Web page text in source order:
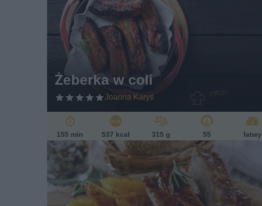
Żeberka w coli
Joanna Karyś
155 min 537 kcal 315 g 55 łatwy